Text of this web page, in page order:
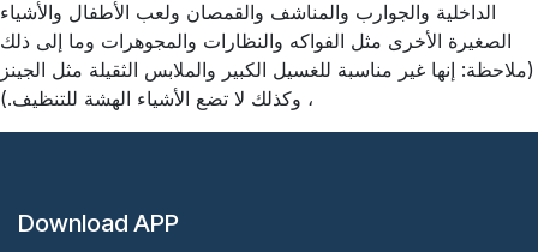
الداخلية والجوارب والمناشف والقمصان ولعب الأطفال والأشياء
الصغيرة الأخرى مثل الفواكه والنظارات والمجوهرات وما إلى ذلك
(ملاحظة: إنها غير مناسبة للغسيل الكبير والملابس الثقيلة مثل الجينز
، وكذلك لا تضع الأشياء الهشة للتنظيف.)
Download APP